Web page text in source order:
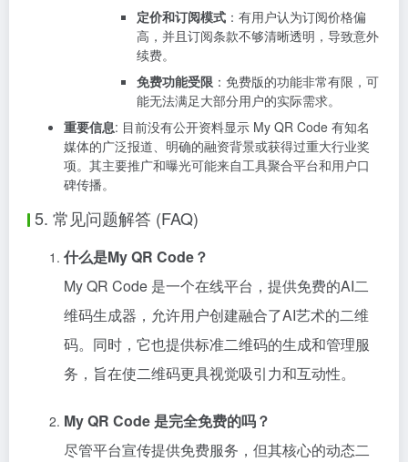
定价和订阅模式 ：有用户认为订阅价格偏
高，并且订阅条款不够清晰透明，导致意外
续费。
免费功能受限 ：免费版的功能非常有限，可
能无法满足大部分用户的实际需求。
重要信息: 目前没有公开资料显示 My QR Code 有知名
媒体的广泛报道、明确的融资背景或获得过重大行业奖
项。其主要推广和曝光可能来自工具聚合平台和用户口
碑传播。
5. 常见问题解答 (FAQ)
什么是My QR Code？
My QR Code 是一个在线平台，提供免费的AI二
维码生成器，允许用户创建融合了AI艺术的二维
码。同时，它也提供标准二维码的生成和管理服
务，旨在使二维码更具视觉吸引力和互动性。
My QR Code 是完全免费的吗？
尽管平台宣传提供免费服务，但其核心的动态二